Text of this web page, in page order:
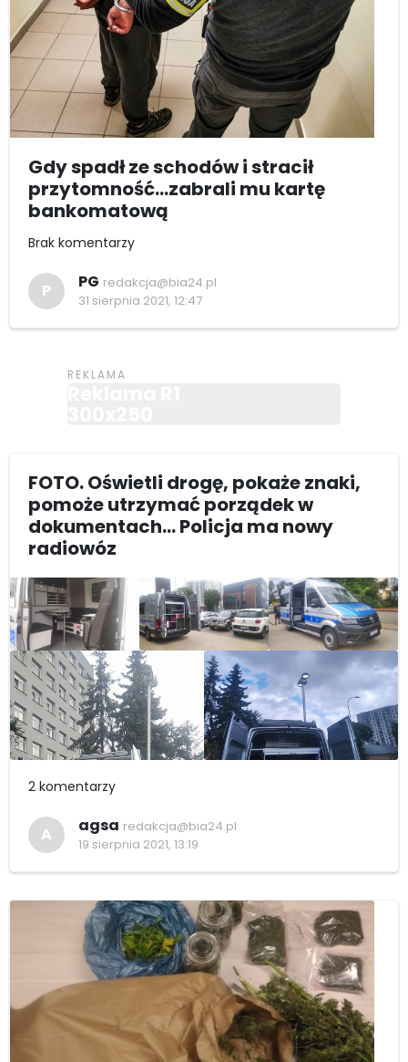
Gdy spadł ze schodów i stracił
przytomność...zabrali mu kartę
bankomatową
Brak komentarzy
P PG redakcja@bia24.pl
31 sierpnia 2021, 12:47
FOTO. Oświetli drogę, pokaże znaki,
pomoże utrzymać porządek w
dokumentach... Policja ma nowy
radiowóz
2 komentarzy
A agsa redakcja@bia24.pl
19 sierpnia 2021, 13:19